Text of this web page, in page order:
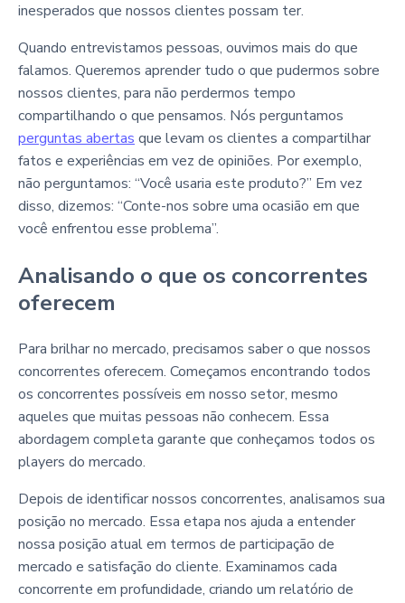
inesperados que nossos clientes possam ter.
Quando entrevistamos pessoas, ouvimos mais do que
falamos. Queremos aprender tudo o que pudermos sobre
nossos clientes, para não perdermos tempo
compartilhando o que pensamos. Nós perguntamos
perguntas abertas que levam os clientes a compartilhar
fatos e experiências em vez de opiniões. Por exemplo,
não perguntamos: “Você usaria este produto?” Em vez
disso, dizemos: “Conte-nos sobre uma ocasião em que
você enfrentou esse problema”.
Analisando o que os concorrentes
oferecem
Para brilhar no mercado, precisamos saber o que nossos
concorrentes oferecem. Começamos encontrando todos
os concorrentes possíveis em nosso setor, mesmo
aqueles que muitas pessoas não conhecem. Essa
abordagem completa garante que conheçamos todos os
players do mercado.
Depois de identificar nossos concorrentes, analisamos sua
posição no mercado. Essa etapa nos ajuda a entender
nossa posição atual em termos de participação de
mercado e satisfação do cliente. Examinamos cada
concorrente em profundidade, criando um relatório de